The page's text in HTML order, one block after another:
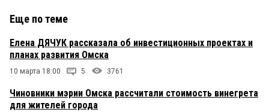
Еще по теме
Елена ДЯЧУК рассказала об инвестиционных проектах и
планах развития Омска
10 марта 18:00 5 3761
Чиновники мэрии Омска рассчитали стоимость винегрета
для жителей города